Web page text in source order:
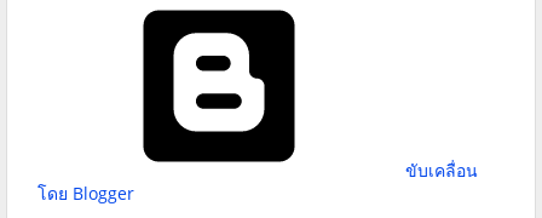
ขับเคลื่อน
โดย Blogger